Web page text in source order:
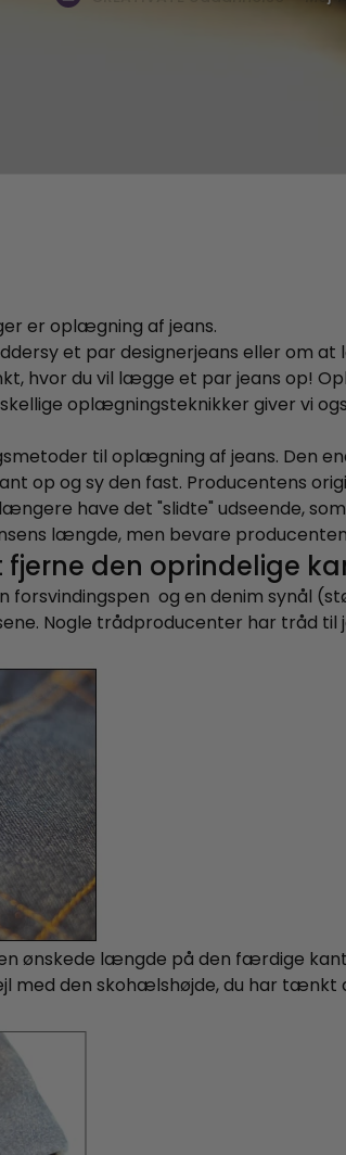
er oplægning af jeans.
et par designerjeans eller om
hvor du vil lægge et par jeans op!
oplægningsteknikker giver vi
til oplægning af jeans. Den
op og sy den fast. Producentens
have det "slidte" udseende,
længde, men bevare
den oprindelige
forsvindingspen og en denim synål
Nogle trådproducenter har tråd
ønskede længde på den færdige
med den skohælshøjde, du har tænkt